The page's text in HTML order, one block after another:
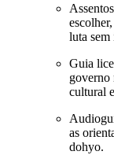
luta sem
Guia
governo
cultural
as
dohyo.